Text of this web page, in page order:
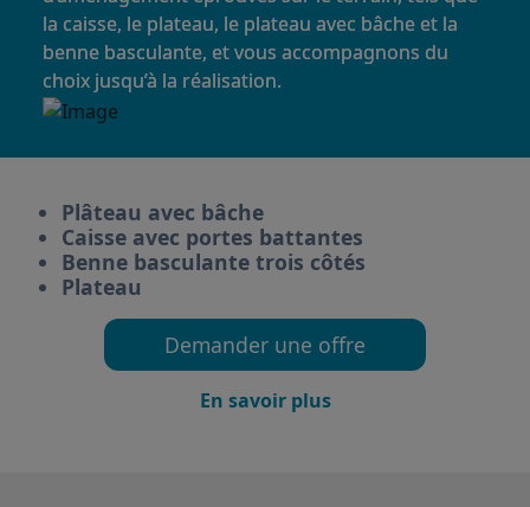
la caisse, le plateau, le plateau avec bâche et la
benne basculante, et vous accompagnons du
choix jusqu’à la réalisation.
Plâteau avec bâche
Caisse avec portes battantes
Benne basculante trois côtés
Plateau
Demander une offre
En savoir plus